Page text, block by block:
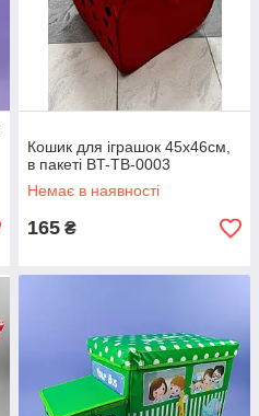
Кошик для іграшок 45х46см,
в пакеті BT-TB-0003
Немає в наявності
165 ₴